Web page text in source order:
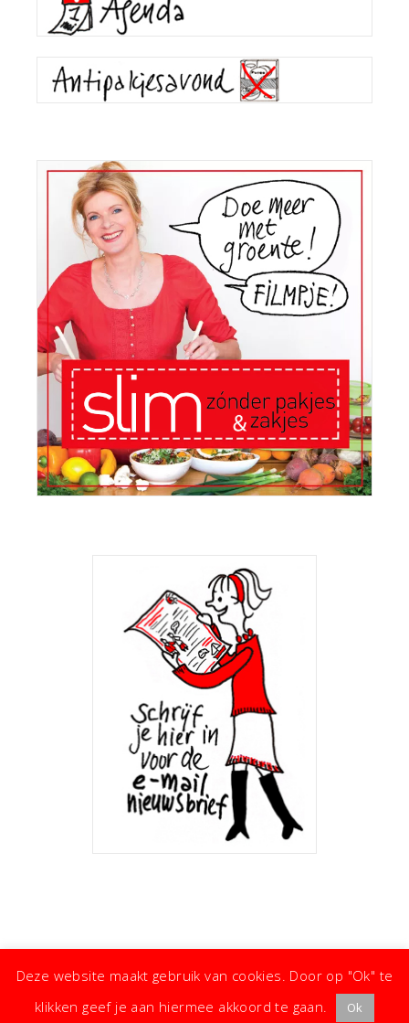
Deze website maakt gebruik van cookies. Door op "Ok" te
klikken geef je aan hiermee akkoord te gaan.
Ok